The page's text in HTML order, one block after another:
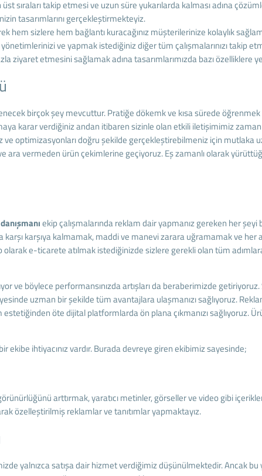
sıraları takip etmesi ve uzun süre yukarılarda kalması adına
tasarımlarını gerçekleştirmekteyiz.
hem sizlere hem bağlantı kuracağınız müşterilerinize kolaylık
ve yapmak istediğiniz diğer tüm çalışmalarınızı takip
ziyaret etmesini sağlamak adına tasarımlarımızda bazı özelliklere
birçok şey mevcuttur. Pratiğe dökemk ve kısa sürede
karar verdiğiniz andan itibaren sizinle olan etkili iletişimimiz
optimizasyonları doğru şekilde gerçekleştirebilmeniz için mutlaka
ara vermeden ürün çekimlerine geçiyoruz. Eş zamanlı olarak
ekip çalışmalarında reklam dair yapmanız gereken her şeyi
karşıya kalmamak, maddi ve manevi zarara uğramamak ve her
e-ticarete atılmak istediğinizde sizlere gerekli olan tüm
ve böylece performansınızda artışları da beraberimizde getiriyoruz.
uzman bir şekilde tüm avantajlara ulaşmanızı sağlıyoruz.
öte dijital platformlarda ön plana çıkmanızı sağlıyoruz.
ihtiyacınız vardır. Burada devreye giren ekibimiz sayesinde;
arttırmak, yaratıcı metinler, görseller ve video gibi
özelleştirilmiş reklamlar ve tanıtımlar yapmaktayız.
yalnızca satışa dair hizmet verdiğimiz düşünülmektedir. Ancak bu